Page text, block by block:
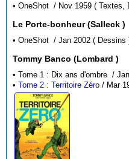
• OneShot / Nov
Le Porte-bonheur (Salleck )
• OneShot / Jan 2002 (
Tommy Banco (Lombard )
•Tome 2 : Territoire Zéro